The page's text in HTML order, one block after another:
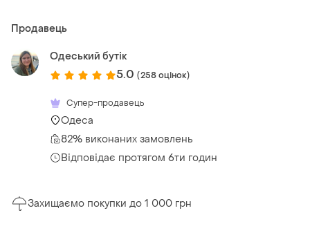
Продавець
Одеський бутік
5.0 (258 оцінок)
Супер-продавець
Одеса
82% виконаних замовлень
Відповідає протягом 6ти годин
Захищаємо покупки до 1 000 грн